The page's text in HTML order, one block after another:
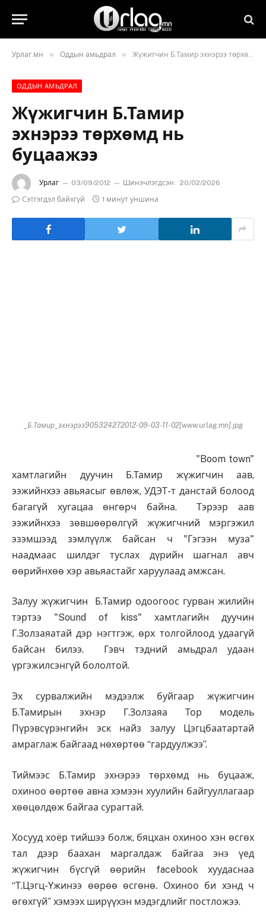
Урлаг.мн » Оддын амьдрал » Жүжигчин Б.Тамир эхнэрээ төрхөмд нь буцаажээ
ОДДЫН АМЬДРАЛ
Жүжигчин Б.Тамир
эхнэрээ төрхөмд нь
буцаажээ
Урлаг 03/09/2012 Шинэчлэгдсэн: 20/02/2026
Сэтгэгдэл байхгүй
1 минут уншина
_Б.Тамир_эхнэрээ905324272012-09-03-11-02[www.urlag.mn].jpg
"Boom town"
хамтлагийн дуучин Б.Тамир жүжигчин аав,
ээжийнхээ авьяасыг өвлөж, УДЭТ-т данстай болоод
багагүй хугацаа өнгөрч байна. Тэрээр аав
ээжийнхээ зөвшөөрөлгүй жүжигчний мэргэжил
эзэмшээд зэмлүүлж байсан ч "Гэгээн муза"
наадмаас шилдэг туслах дүрийн шагнал авч
өөрийнхөө хэр авьяастайг харуулаад амжсан.
Залуу жүжигчин Б.Тамир одоогоос гурван жилийн
тэртээ "Sound of kiss" хамтлагийн дуучин
Г.Золзаяатай дэр нэгтгэж, өрх толгойлоод удаагүй
байсан билээ. Гэвч тэдний амьдрал удаан
үргэжилсэнгүй бололтой.
Эх сурвалжийн мэдээлж буйгаар жүжигчин
Б.Тамирын эхнэр Г.Золзаяа Тор модель
Пүрэвсүрэнгийн эск найз залуу Цэгцбаатартай
амраглаж байгаад нөхөртөө “гардуулжээ”.
Тиймээс Б.Тамир эхнэрээ төрхөмд нь буцааж,
охиноо өөртөө авна хэмээн хуулийн байгууллагаар
хөөцөлдөж байгаа сурагтай.
Хосууд хоёр тийшээ болж, бяцхан охиноо хэн өсгөх
тал дээр баахан маргалдаж байгаа энэ үед
жүжигчин бүсгүй өөрийн facebook хуудаснаа
“Т.Цэгц-Үжинээ өөрөө өсгөнө. Охиноо би хэнд ч
өгөхгүй” хэмээх ширүүхэн мэдэгдлийг постложээ.